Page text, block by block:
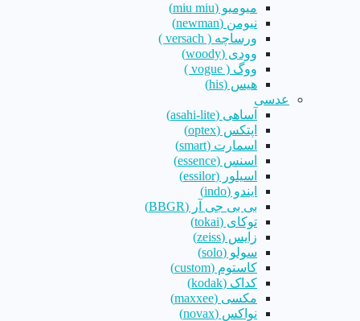
میومیو (miu miu)
نیومن (newman)
ورساچه ( versach )
وودی (woody)
ووگ ( vogue )
هیس (his)
عدسی
آساهی (asahi-lite)
اپتکس (optex)
اسمارت (smart)
اسنس (essence)
اسیلور (essilor)
ایندو (indo)
بی بی جی آر (BBGR)
توکای (tokai)
زایس (zeiss)
سولو (solo)
کاستوم (custom)
کداک (kodak)
مکسی (maxxee)
نواکس (novax)